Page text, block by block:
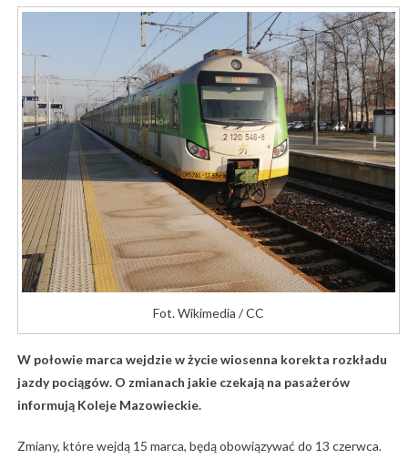
Fot. Wikimedia / CC
W połowie marca wejdzie w życie wiosenna korekta rozkładu
jazdy pociągów. O zmianach jakie czekają na pasażerów
informują Koleje Mazowieckie.
Zmiany, które wejdą 15 marca, będą obowiązywać do 13 czerwca.